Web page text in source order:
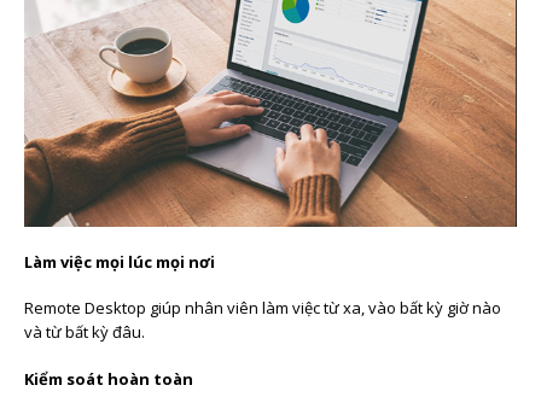
Làm việc mọi lúc mọi nơi
Remote Desktop giúp nhân viên làm việc từ xa, vào bất kỳ giờ nào
và từ bất kỳ đâu.
Kiểm soát hoàn toàn